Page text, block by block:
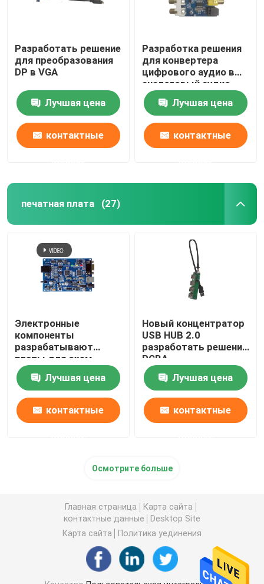
Разработать решение
для преобразования
DP в VGA
Лучшая цена
контактные
Разработка решения
для конвертера
цифрового аудио в
аналоговый аудио
PCBA
Лучшая цена
контактные
печатная плата (27)
Электронные
компоненты
разрабатывают
платы для схем
поставщик PCBA
Лучшая цена
контактные
Новый концентратор
USB HUB 2.0
разработать решение
PCBA
Лучшая цена
контактные
Осмотрите больше
Главная страница
Карта сайта
контактные данные
Desktop Site
Карта сайта
Политика уединения